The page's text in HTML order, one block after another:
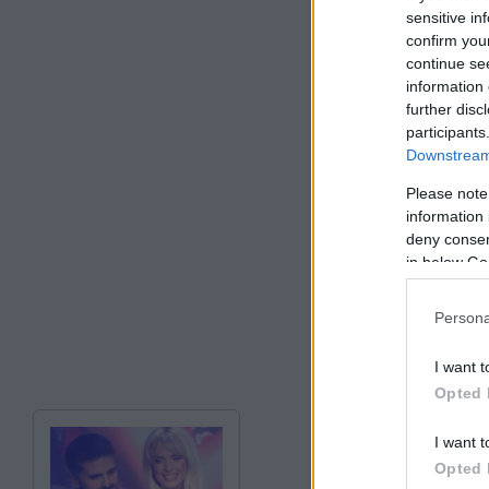
sensitive
confirm
continue
information
further
Please
information
deny
in below
I want
Opted
I want
Opted